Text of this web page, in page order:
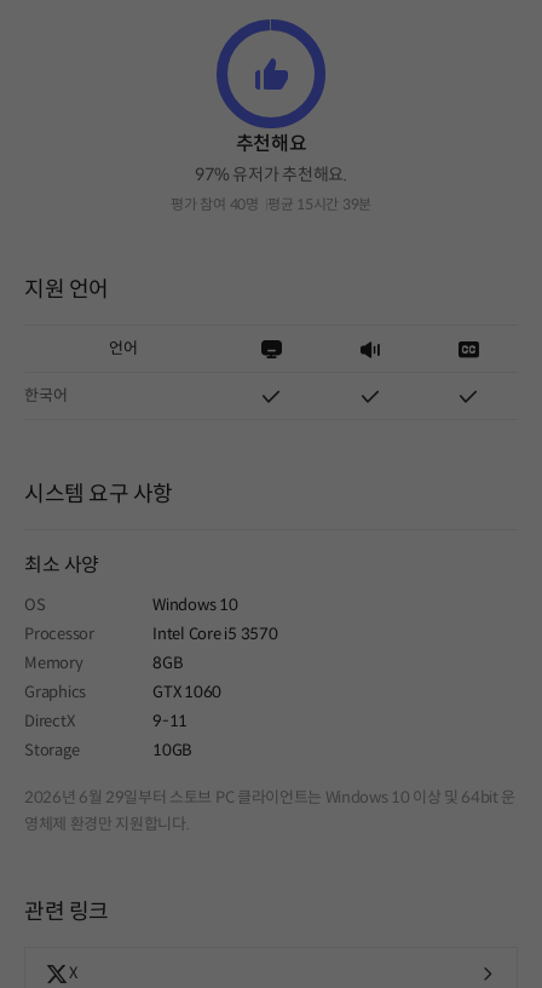
추천해요
97% 유저가 추천해요.
평가 참여 40명 평균 15시간 39분
지원 언어
언어
한국어
시스템 요구 사항
최소 사양
OS
Windows 10
Processor
Intel Core i5 3570
Memory
8GB
Graphics
GTX 1060
DirectX
9-11
Storage
10GB
2026년 6월 29일부터 스토브 PC 클라이언트는 Windows 10 이상 및 64bit 운
영체제 환경만 지원합니다.
관련 링크
X